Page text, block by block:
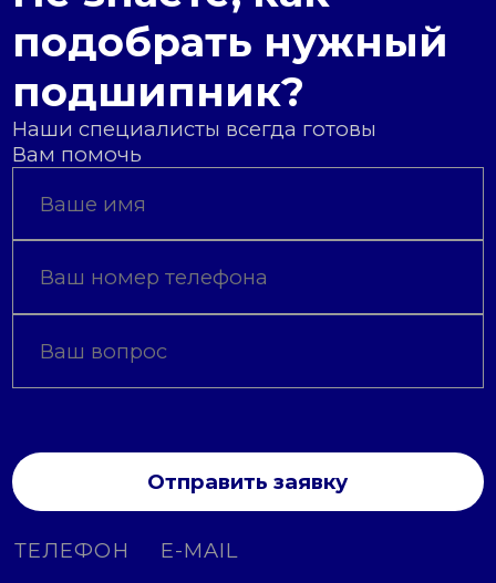
подобрать нужный
подшипник?
Наши специалисты всегда готовы
Вам помочь
Отправить заявку
ТЕЛЕФОН E-MAIL